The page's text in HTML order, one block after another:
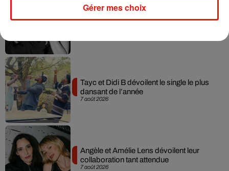
Sensation » avec Kylie Minogue
7 août 2026
Tayc et Didi B dévoilent le single le plus
dansant de l’année
7 août 2026
Angèle et Amélie Lens dévoilent leur
collaboration tant attendue
Gérer mes choix